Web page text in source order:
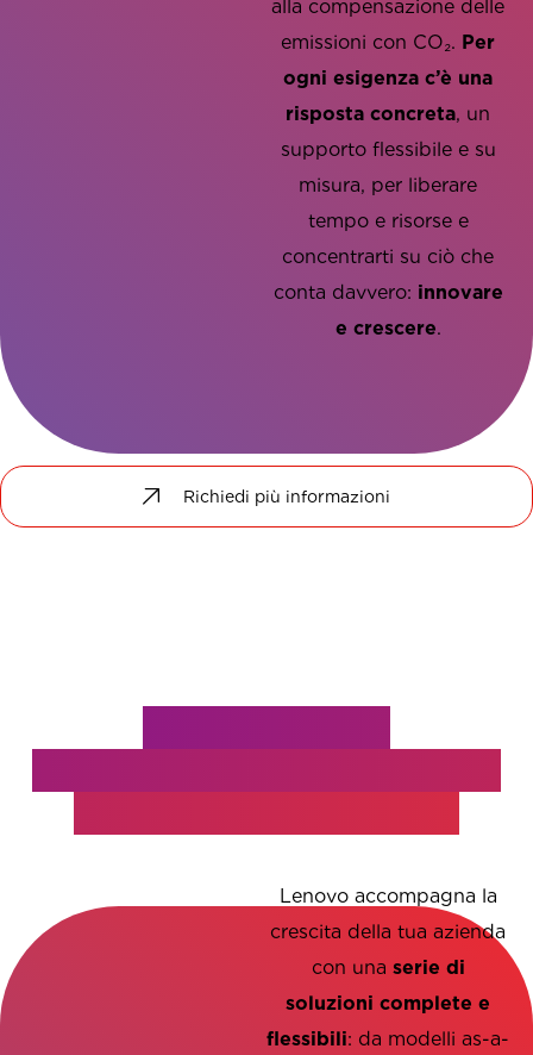
risposta
concreta
alla compensazione delle
emissioni con CO₂. Per
ogni esigenza c’è una
risposta concreta, un
supporto flessibile e su
misura, per liberare
tempo e risorse e
concentrarti su ciò che
conta davvero: innovare
e crescere.
Richiedi più informazioni
Lenovo accompagna la
crescita della tua azienda
con una serie di
soluzioni complete e
flessibili: da modelli as-a-